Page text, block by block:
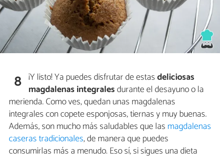
8 ¡Y listo! Ya puedes disfrutar de estasdeliciosas
magdalenas integralesdurante el desayuno o la
merienda. Como ves, quedan unas magdalenas
integrales con copete esponjosas, tiernas y muy buenas.
Además, son mucho más saludables que las magdalenas
caseras tradicionales, de manera que puedes
consumirlas más a menudo. Eso sí, si sigues una dieta